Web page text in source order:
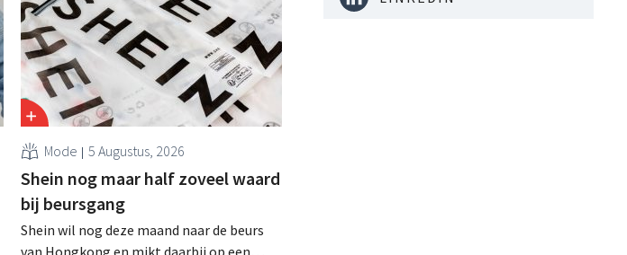
Mode 5 Augustus, 2026
Shein nog maar half zoveel waard
bij beursgang
Shein wil nog deze maand naar de beurs
van Hongkong en mikt daarbij op een